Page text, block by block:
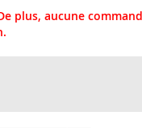
plus, aucune